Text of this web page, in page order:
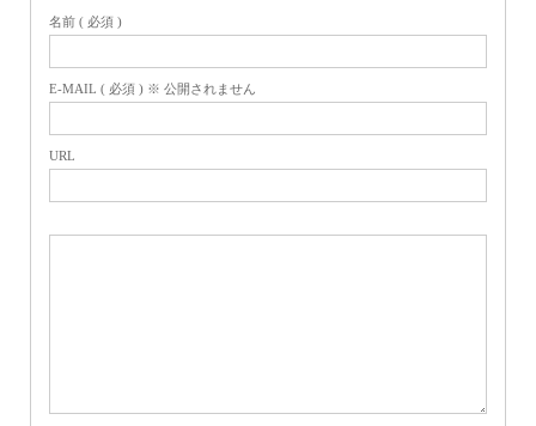
名前 ( 必須 )
E-MAIL ( 必須 ) ※ 公開されません
URL